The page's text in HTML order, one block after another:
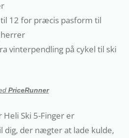
12 for præcis pasform til
vinterpendling på cykel til ski
PriceRunner
Ski 5-Finger er
dig, der nægter at lade kulde,